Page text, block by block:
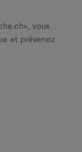
vous
et prévenez